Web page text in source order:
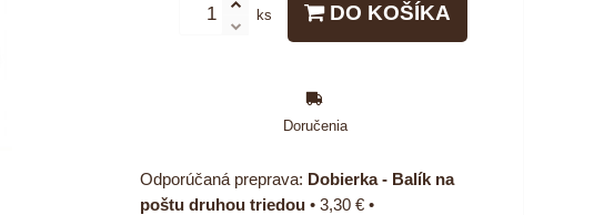
ks DO KOŠÍKA
Doručenia
Dobierka - Balík na
poštu druhou triedou • 3,30 € •